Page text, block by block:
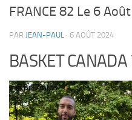
FRANCE 82 Le 6
PAR JEAN-PAUL · 6 AOÛT 2024
BASKET